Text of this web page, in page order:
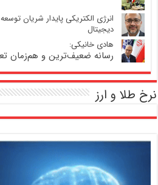
انرژی الکتریکی پایدار شریان
دیجیتال
هادی خانیکی:
رسانه ضعیف‌ترین و هم‌زمان
نرخ طلا و ارز